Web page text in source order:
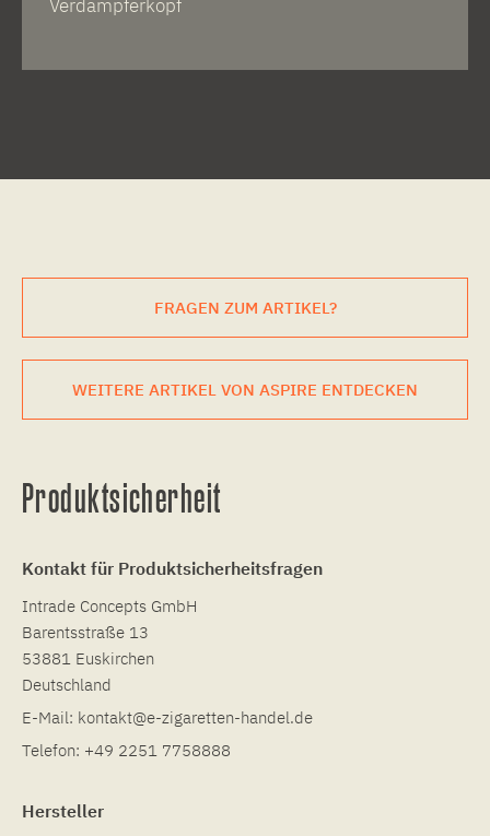
Verdampferkopf
FRAGEN ZUM ARTIKEL?
WEITERE ARTIKEL VON ASPIRE ENTDECKEN
Produktsicherheit
Kontakt für Produktsicherheitsfragen
Intrade Concepts GmbH
Barentsstraße 13
53881 Euskirchen
Deutschland
E-Mail: kontakt@e-zigaretten-handel.de
Telefon: +49 2251 7758888
Hersteller